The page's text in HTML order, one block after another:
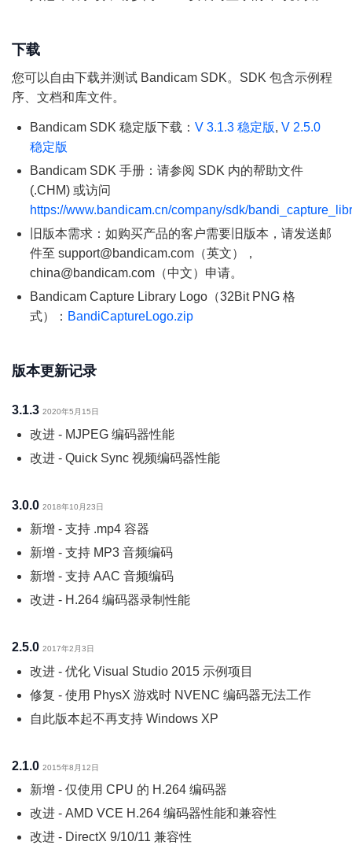
下载
您可以自由下载并测试 Bandicam SDK。SDK 包含示例程
序、文档和库文件。
Bandicam SDK 稳定版下载： V 3.1.3 稳定版, V 2.5.0
稳定版
Bandicam SDK 手册：请参阅 SDK 内的帮助文件
(.CHM) 或访问
https://www.bandicam.cn/company/sdk/
旧版本需求：如购买产品的客户需要旧版本，请发送邮
件至 support@bandicam.com（英文），
china@bandicam.com（中文）申请。
Bandicam Capture Library Logo（32Bit PNG 格
式）： BandiCaptureLogo.zip
版本更新记录
3.1.3 2020年5月15日
改进 - MJPEG 编码器性能
改进 - Quick Sync 视频编码器性能
3.0.0 2018年10月23日
新增 - 支持 .mp4 容器
新增 - 支持 MP3 音频编码
新增 - 支持 AAC 音频编码
改进 - H.264 编码器录制性能
2.5.0 2017年2月3日
改进 - 优化 Visual Studio 2015 示例项目
修复 - 使用 PhysX 游戏时 NVENC 编码器无法工作
自此版本起不再支持 Windows XP
2.1.0 2015年8月12日
新增 - 仅使用 CPU 的 H.264 编码器
改进 - AMD VCE H.264 编码器性能和兼容性
改进 - DirectX 9/10/11 兼容性